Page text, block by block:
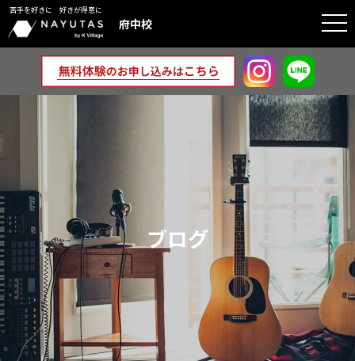
苦手を好きに 好きが得意に
府中校
ブログ